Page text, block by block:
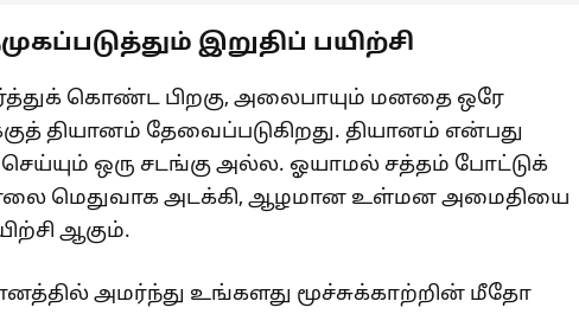
இறுதிப் பயிற்சி
கொண்ட பிறகு, அலைபாயும் மனதை ஒரே
தியானம் தேவைப்படுகிறது. தியானம் என்பது
ஒரு சடங்கு அல்ல. ஓயாமல் சத்தம் போட்டுக்
மெதுவாக அடக்கி, ஆழமான உள்மன அமைதியை
ஆகும்.
அமர்ந்து உங்களது மூச்சுக்காற்றின் மீதோ